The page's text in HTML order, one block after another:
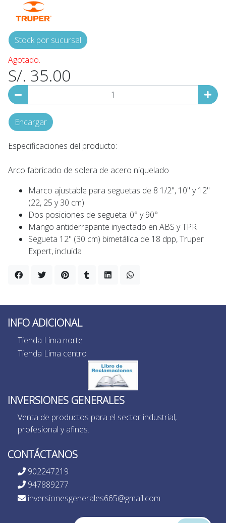
Stock por sucursal
Agotado.
S/. 35.00
Encargar
Especificaciones del producto:
Arco fabricado de solera de acero niquelado
Marco ajustable para seguetas de 8 1/2", 10" y 12"
(22, 25 y 30 cm)
Dos posiciones de segueta: 0° y 90°
Mango antiderrapante inyectado en ABS y TPR
Segueta 12" (30 cm) bimetálica de 18 dpp, Truper
Expert, incluida
INFO ADICIONAL
Tienda Lima norte
Tienda Lima centro
INVERSIONES GENERALES
Venta de productos para el sector industrial,
profesional y afines.
CONTÁCTANOS
902247219
947889277
inversionesgenerales665@gmail.com